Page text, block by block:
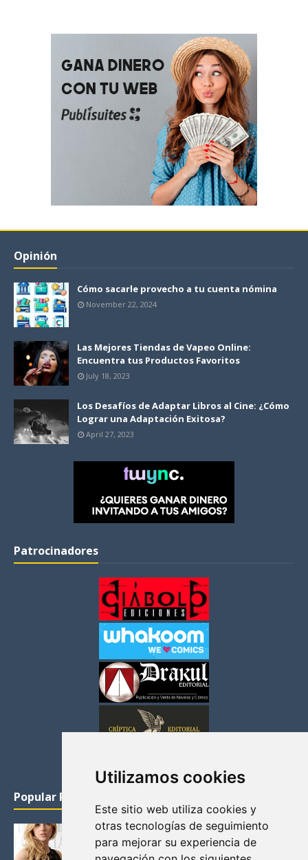
Utilizamos cookies
Este sitio web utiliza cookies y
otras tecnologías de seguimiento
para mejorar su experiencia de
Opinión
Cómo sacarle provecho a tu cuenta nómina
November 22, 2024
Las Mejores Tiendas de Vapeo Online:
Encuentra tus Productos Favoritos
July 18, 2023
Los Desafíos de Adaptar Libros al Cine: ¿Cómo
Lograr una Adaptación Exitosa?
April 27, 2023
Patrocinadores
Popular Posts
KATHERYN WINNICK: LA ACTRIZ MAS GUAPA DE
VIKINGOS